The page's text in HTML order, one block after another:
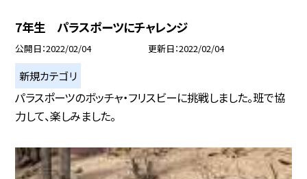
7年生 パラスポーツにチャレンジ
公開日 2022/02/04 更新日 2022/02/04
新規カテゴリ
パラスポーツのボッチャ・フリスビーに挑戦しました。班で協
力して、楽しみました。